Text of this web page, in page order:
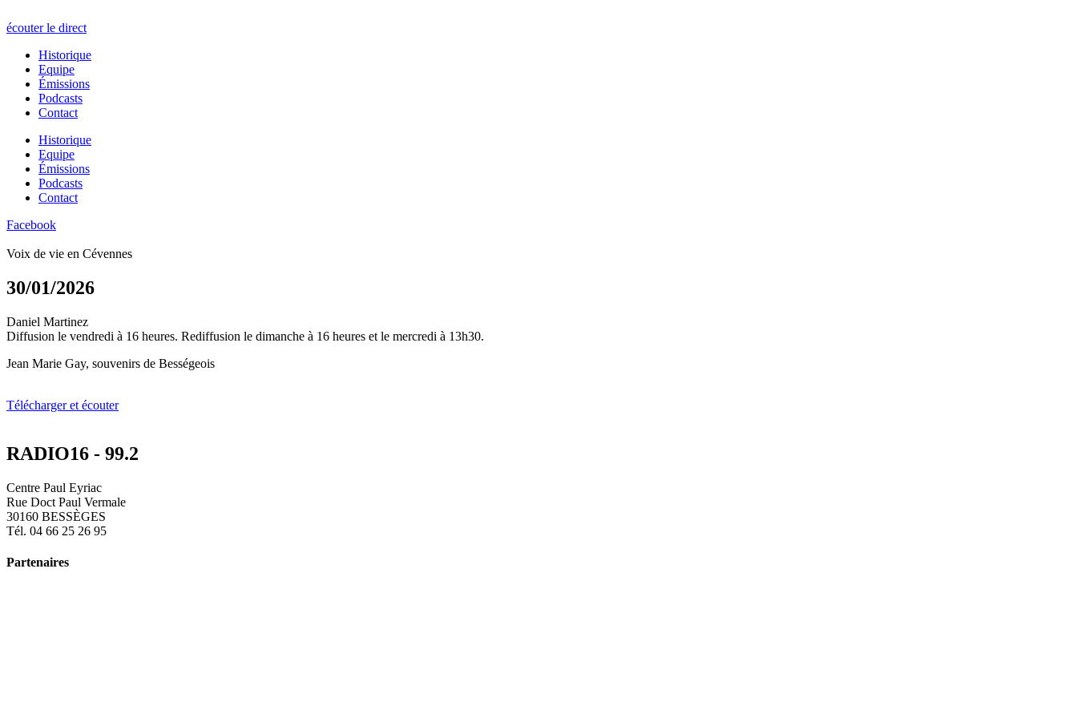
écouter le direct
Historique
Equipe
Émissions
Podcasts
Contact
Historique
Equipe
Émissions
Podcasts
Contact
Facebook
Voix de vie en Cévennes
30/01/2026
Daniel Martinez
Diffusion le vendredi à 16 heures. Rediffusion le dimanche à 16 heures et le mercredi à 13h30.
Jean Marie Gay, souvenirs de Bességeois
Télécharger et écouter
RADIO16 - 99.2
Centre Paul Eyriac
Rue Doct Paul Vermale
30160 BESSÈGES
Tél. 04 66 25 26 95
Partenaires